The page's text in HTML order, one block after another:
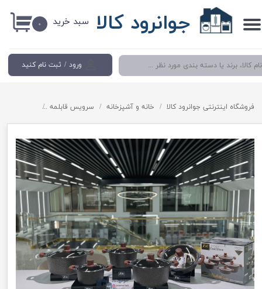
جوانرود کالا
ورود / ثبت نام کنید
حساب کاربری من
تغییر گذر واژه
سفارشات
خروج از حساب کاربری
۰ سبد خرید
فروشگاه اینترنتی جوانرود کالا خانه و آشپزخانه سرویس قابلمه